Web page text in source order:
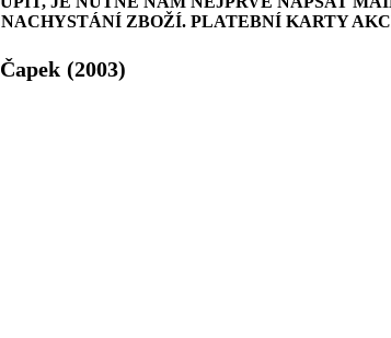
ZBOŽÍ. PLATEBNÍ KARTY
(2003)